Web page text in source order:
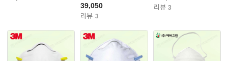
39,050
리뷰 3
리뷰 3